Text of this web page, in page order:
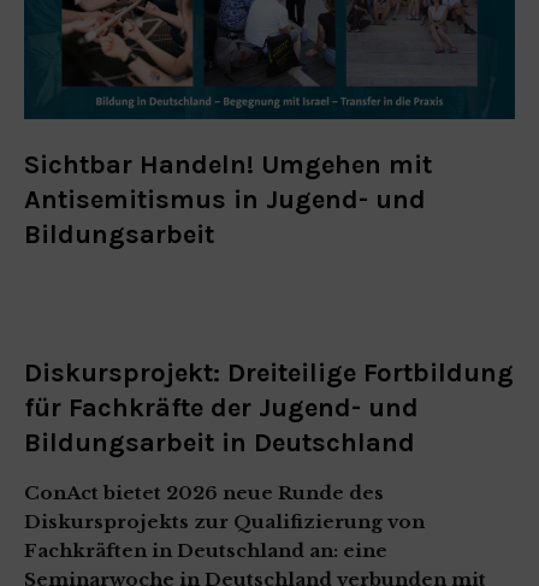
Sichtbar Handeln! Umgehen mit
Antisemitismus in Jugend- und
Bildungsarbeit
Diskursprojekt: Dreiteilige Fortbildung
für Fachkräfte der Jugend- und
Bildungsarbeit in Deutschland
ConAct bietet 2026 neue Runde des
Diskursprojekts zur Qualifizierung von
Fachkräften in Deutschland an: eine
Seminarwoche in Deutschland verbunden mit